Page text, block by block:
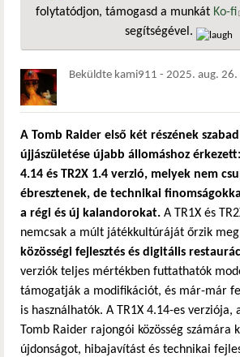
folytatódjon, támogasd a munkát Ko-fi
segítségével.
Beküldte kami911 - 2025. aug. 26.
A Tomb Raider első két részének
újjászületése újabb állomáshoz
4.14 és TR2X 1.4 verzió, melyek nem
ébresztenek, de technikai
a régi és új kalandorokat. A TR1X és
nemcsak a múlt játékkultúráját őrzik
közösségi fejlesztés és digitális
verziók teljes mértékben futtathatók
támogatják a modifikációt, és már-már
is használhatók. A TR1X 4.14-es verziója,
Tomb Raider rajongói közösség számára
újdonságot, hibajavítást és technikai